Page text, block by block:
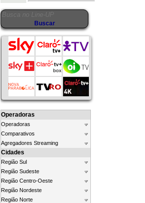
Operadoras
Operadoras
Comparativos
Agregadores Streaming
Cidades
Região Sul
Região Sudeste
Região Centro-Oeste
Região Nordeste
Região Norte